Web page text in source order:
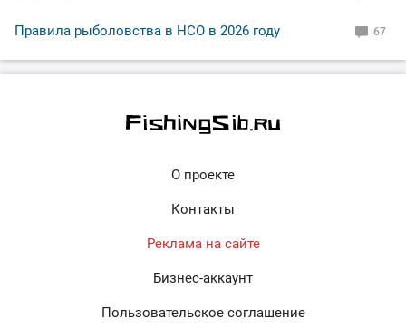
Правила рыболовства в НСО в 2026 году 67
О проекте
Контакты
Реклама на сайте
Бизнес-аккаунт
Пользовательское соглашение